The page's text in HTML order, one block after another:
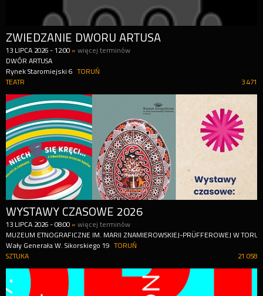
ZWIEDZANIE DWORU ARTUSA
13 LIPCA 2026 -12:00 »więcej terminów
DWÓR ARTUSA
Rynek Staromiejski 6
TORUŃ
3 471
TEATR
WYSTAWY CZASOWE 2026
13 LIPCA 2026 -08:00 »więcej terminów
MUZEUM ETNOGRAFICZNE IM. MARII ZNAMIEROWSKIEJ-PRÜFFEROWEJ W
Wały Generała W. Sikorskiego 19
TORUŃ
21 058
SZTUKA